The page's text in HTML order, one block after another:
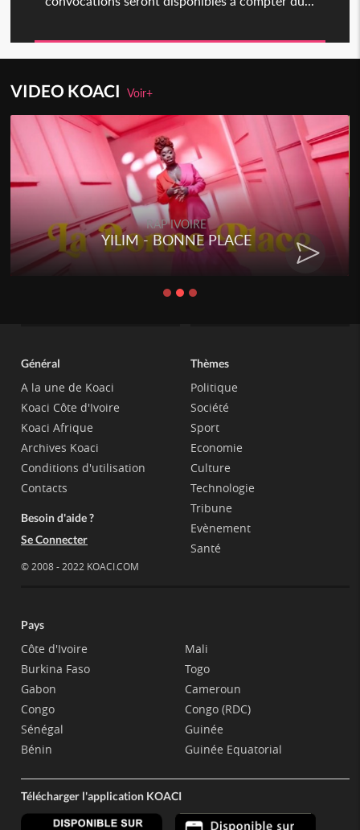
VIDEO KOACIVoir+
RAP IVOIRE
- BONNE PLACE RENARD
Général
A la une de Koaci
Koaci Côte d'Ivoire
Koaci Afrique
Archives Koaci
Conditions d'utilisation
Contacts
Besoin d'aide ?
Se Connecter
© 2008 - 2022 KOACI.COM
Thèmes
Politique
Société
Sport
Economie
Culture
Technologie
Tribune
Evènement
Santé
Pays
Côte d'Ivoire
Burkina Faso
Gabon
Congo
Sénégal
Bénin
Mali
Togo
Cameroun
Congo (RDC)
Guinée
Guinée Equatorial
Télécharger l'application KOACI